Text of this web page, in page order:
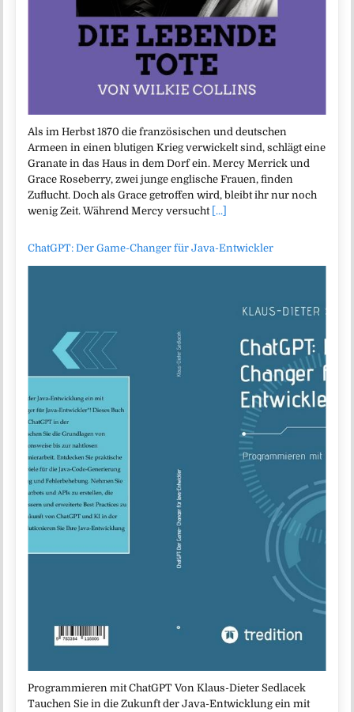
Als im Herbst 1870 die französischen und deutschen
Armeen in einen blutigen Krieg verwickelt sind, schlägt eine
Granate in das Haus in dem Dorf ein. Mercy Merrick und
Grace Roseberry, zwei junge englische Frauen, finden
Zuflucht. Doch als Grace getroffen wird, bleibt ihr nur noch
wenig Zeit. Während Mercy versucht [...]
ChatGPT: Der Game-Changer für Java-Entwickler
Programmieren mit ChatGPT Von Klaus-Dieter Sedlacek
Tauchen Sie in die Zukunft der Java-Entwicklung ein mit